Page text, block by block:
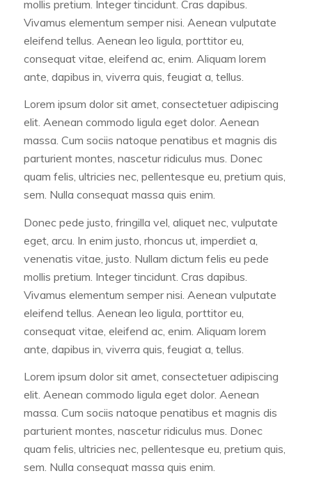
mollis pretium. Integer tincidunt. Cras dapibus.
Vivamus elementum semper nisi. Aenean vulputate
eleifend tellus. Aenean leo ligula, porttitor eu,
consequat vitae, eleifend ac, enim. Aliquam lorem
ante, dapibus in, viverra quis, feugiat a, tellus.
Lorem ipsum dolor sit amet, consectetuer adipiscing
elit. Aenean commodo ligula eget dolor. Aenean
massa. Cum sociis natoque penatibus et magnis dis
parturient montes, nascetur ridiculus mus. Donec
quam felis, ultricies nec, pellentesque eu, pretium quis,
sem. Nulla consequat massa quis enim.
Donec pede justo, fringilla vel, aliquet nec, vulputate
eget, arcu. In enim justo, rhoncus ut, imperdiet a,
venenatis vitae, justo. Nullam dictum felis eu pede
mollis pretium. Integer tincidunt. Cras dapibus.
Vivamus elementum semper nisi. Aenean vulputate
eleifend tellus. Aenean leo ligula, porttitor eu,
consequat vitae, eleifend ac, enim. Aliquam lorem
ante, dapibus in, viverra quis, feugiat a, tellus.
Lorem ipsum dolor sit amet, consectetuer adipiscing
elit. Aenean commodo ligula eget dolor. Aenean
massa. Cum sociis natoque penatibus et magnis dis
parturient montes, nascetur ridiculus mus. Donec
quam felis, ultricies nec, pellentesque eu, pretium quis,
sem. Nulla consequat massa quis enim.